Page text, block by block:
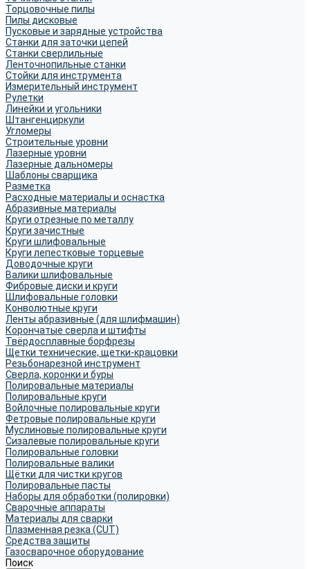
Торцовочные пилы
Пилы дисковые
Пусковые и зарядные устройства
Станки для заточки цепей
Станки сверлильные
Ленточнопильные станки
Стойки для инструмента
Измерительный инструмент
Рулетки
Линейки и угольники
Штангенциркули
Угломеры
Строительные уровни
Лазерные уровни
Лазерные дальномеры
Шаблоны сварщика
Разметка
Расходные материалы и оснастка
Абразивные материалы
Круги отрезные по металлу
Круги зачистные
Круги шлифовальные
Круги лепестковые торцевые
Доводочные круги
Валики шлифовальные
Фибровые диски и круги
Шлифовальные головки
Конволютные круги
Ленты абразивные (для шлифмашин)
Корончатые сверла и штифты
Твёрдосплавные борфрезы
Щетки технические, щетки-крацовки
Резьбонарезной инструмент
Сверла, коронки и буры
Полировальные материалы
Полировальные круги
Войлочные полировальные круги
Фетровые полировальные круги
Муслиновые полировальные круги
Cизалевые полировальные круги
Полировальные головки
Полировальные валики
Щётки для чистки кругов
Полировальные пасты
Наборы для обработки (полировки)
Сварочные аппараты
Материалы для сварки
Плазменная резка (CUT)
Средства защиты
Газосварочное оборудование
Поиск